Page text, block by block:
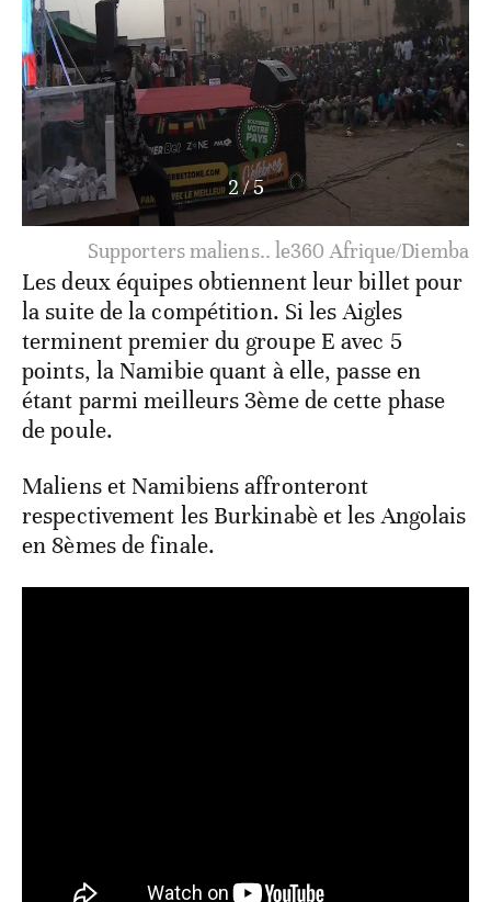
3/5
Supporters maliens.. le360 Afrique/Diemba
Les deux équipes obtiennent leur billet pour
la suite de la compétition. Si les Aigles
terminent premier du groupe E avec 5
points, la Namibie quant à elle, passe en
étant parmi meilleurs 3ème de cette phase
de poule.
Maliens et Namibiens affronteront
respectivement les Burkinabè et les Angolais
en 8èmes de finale.